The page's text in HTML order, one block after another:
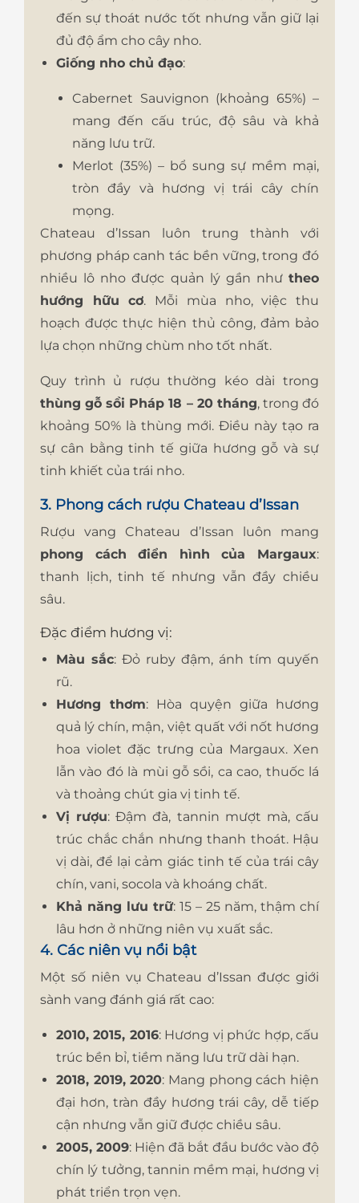
đến sự thoát nước tốt nhưng vẫn giữ lại
đủ độ ẩm cho cây nho.
Giống nho chủ đạo:
Cabernet Sauvignon (khoảng 65%) –
mang đến cấu trúc, độ sâu và khả
năng lưu trữ.
Merlot (35%) – bổ sung sự mềm mại,
tròn đầy và hương vị trái cây chín
mọng.
Chateau d’Issan luôn trung thành với
phương pháp canh tác bền vững, trong đó
nhiều lô nho được quản lý gần như theo
hướng hữu cơ. Mỗi mùa nho, việc thu
hoạch được thực hiện thủ công, đảm bảo
lựa chọn những chùm nho tốt nhất.
Quy trình ủ rượu thường kéo dài trong
thùng gỗ sồi Pháp 18 – 20 tháng, trong đó
khoảng 50% là thùng mới. Điều này tạo ra
sự cân bằng tinh tế giữa hương gỗ và sự
tinh khiết của trái nho.
3. Phong cách rượu Chateau d’Issan
Rượu vang Chateau d’Issan luôn mang
phong cách điển hình của Margaux:
thanh lịch, tinh tế nhưng vẫn đầy chiều
sâu.
Đặc điểm hương vị:
Màu sắc: Đỏ ruby đậm, ánh tím quyến
rũ.
Hương thơm: Hòa quyện giữa hương
quả lý chín, mận, việt quất với nốt hương
hoa violet đặc trưng của Margaux. Xen
lẫn vào đó là mùi gỗ sồi, ca cao, thuốc lá
và thoảng chút gia vị tinh tế.
Vị rượu: Đậm đà, tannin mượt mà, cấu
trúc chắc chắn nhưng thanh thoát. Hậu
vị dài, để lại cảm giác tinh tế của trái cây
chín, vani, socola và khoáng chất.
Khả năng lưu trữ: 15 – 25 năm, thậm chí
lâu hơn ở những niên vụ xuất sắc.
4. Các niên vụ nổi bật
Một số niên vụ Chateau d’Issan được giới
sành vang đánh giá rất cao:
2010, 2015, 2016: Hương vị phức hợp, cấu
trúc bền bỉ, tiềm năng lưu trữ dài hạn.
2018, 2019, 2020: Mang phong cách hiện
đại hơn, tràn đầy hương trái cây, dễ tiếp
cận nhưng vẫn giữ được chiều sâu.
2005, 2009: Hiện đã bắt đầu bước vào độ
chín lý tưởng, tannin mềm mại, hương vị
phát triển trọn vẹn.